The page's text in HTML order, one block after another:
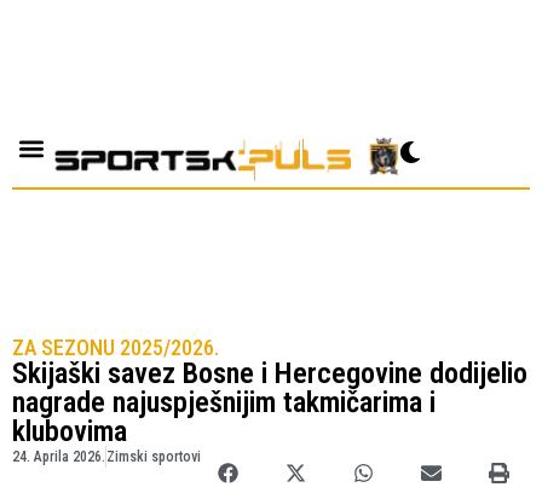
ZA SEZONU 2025/2026.
Skijaški savez Bosne i Hercegovine dodijelio
nagrade najuspješnijim takmičarima i
klubovima
24. Aprila 2026. Zimski sportovi